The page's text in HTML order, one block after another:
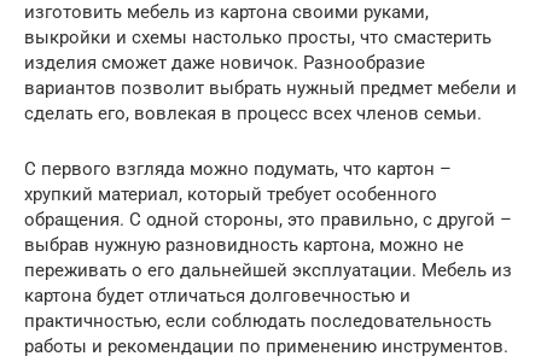
изготовить мебель из картона своими руками,
выкройки и схемы настолько просты, что смастерить
изделия сможет даже новичок. Разнообразие
вариантов позволит выбрать нужный предмет мебели и
сделать его, вовлекая в процесс всех членов семьи.
С первого взгляда можно подумать, что картон –
хрупкий материал, который требует особенного
обращения. С одной стороны, это правильно, с другой –
выбрав нужную разновидность картона, можно не
переживать о его дальнейшей эксплуатации. Мебель из
картона будет отличаться долговечностью и
практичностью, если соблюдать последовательность
работы и рекомендации по применению инструментов.